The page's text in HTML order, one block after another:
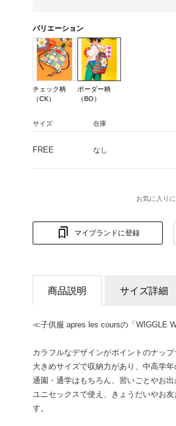
バリエーション
チェック柄
（CK）
ボーダー柄
（BO）
サイズ 在庫
FREE なし
お気に入り
マイブランドに登録
商品説明 サイズ詳細
≪子供服 apres les coursの「WIGGLE
カラフルなデザインがポイントのナップ
大きめサイズで収納力があり、中高学
通園・通学はもちろん、習いごとやお出
ユニセックスで使え、きょうだいやお
す。